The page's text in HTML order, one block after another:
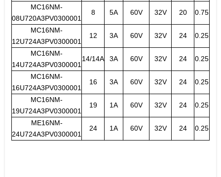
MC16NM-
08U720A3PV0300001
8 5A 60V 32V 20 0.75
MC16NM-
12U724A3PV0300001
12 3A 60V 32V 24 0.25
MC16NM-
14U724A3PV0300001
14/14A 3A 60V 32V 24 0.25
MC16NM-
16U724A3PV0300001
16 3A 60V 32V 24 0.25
MC16NM-
19U724A3PV0300001
19 1A 60V 32V 24 0.25
ME16NM-
24U724A3PV0300001
24 1A 60V 32V 24 0.25